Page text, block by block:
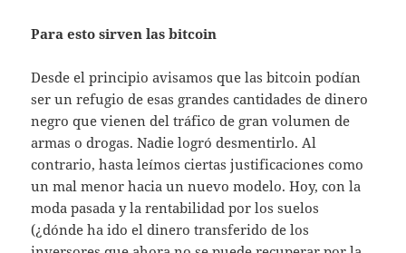
Para esto sirven las bitcoin
Desde el principio avisamos que las bitcoin podían
ser un refugio de esas grandes cantidades de dinero
negro que vienen del tráfico de gran volumen de
armas o drogas. Nadie logró desmentirlo. Al
contrario, hasta leímos ciertas justificaciones como
un mal menor hacia un nuevo modelo. Hoy, con la
moda pasada y la rentabilidad por los suelos
(¿dónde ha ido el dinero transferido de los